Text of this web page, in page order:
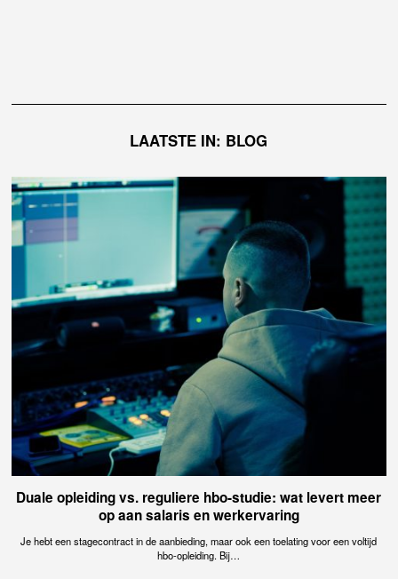
LAATSTE IN: BLOG
Duale opleiding vs. reguliere hbo-studie: wat levert meer
op aan salaris en werkervaring
Je hebt een stagecontract in de aanbieding, maar ook een toelating voor een voltijd
hbo-opleiding. Bij…